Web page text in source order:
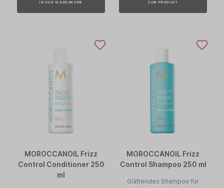
IN DEN WARENKORB ZUM PRODUKT
MOROCCANOIL Frizz
Control Conditioner 250
ml
MOROCCANOIL Frizz
Control Shampoo 250 ml
Glättendes Shampoo für